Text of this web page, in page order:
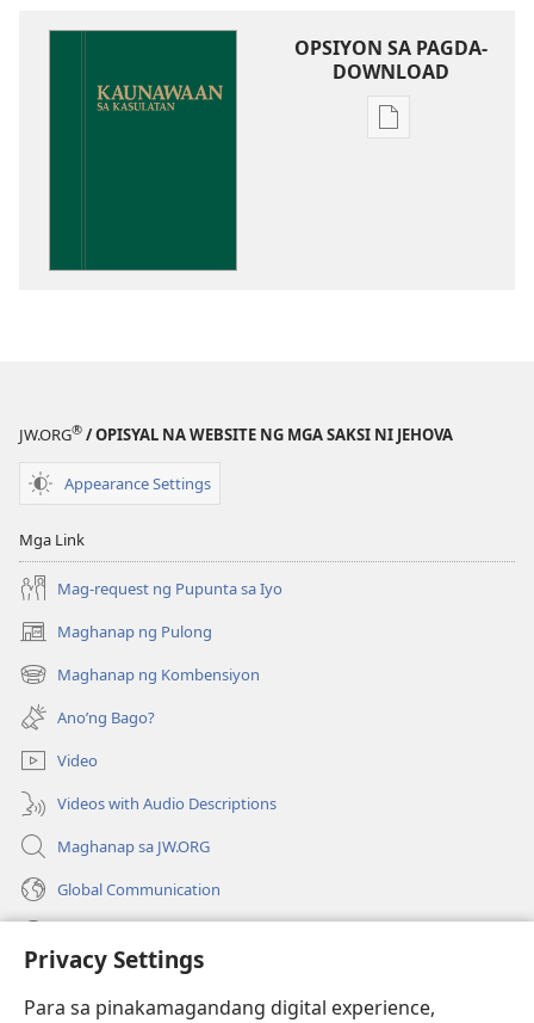
Privacy Settings
Para sa pinakamagandang digital experience,
OPSIYON SA PAGDA-
DOWNLOAD
Opsiyon
JW.ORG® / OPISYAL NA WEBSITE NG MGA SAKSI NI JEHOVA
Appearance Settings
Mga Link
Mag-request ng Pupunta sa Iyo
Maghanap ng Pulong
(may
bubukas
na
bagong
window)
Maghanap ng Kombensiyon
(may
bubukas
na
bagong
window)
Ano’ng Bago?
Video
Videos with Audio Descriptions
Maghanap sa JW.ORG
Global Communication
(may